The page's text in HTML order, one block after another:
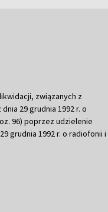
związanych z
29 grudnia 1992 r. o
96) poprzez udzielenie
grudnia 1992 r. o radiofonii i